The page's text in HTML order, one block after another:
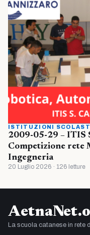
ISTITUZIONI
2009-05-29 – ITIS
Competizione rete
Ingegneria
20 Luglio 2026 · 126 letture
La scuola catanese in rete